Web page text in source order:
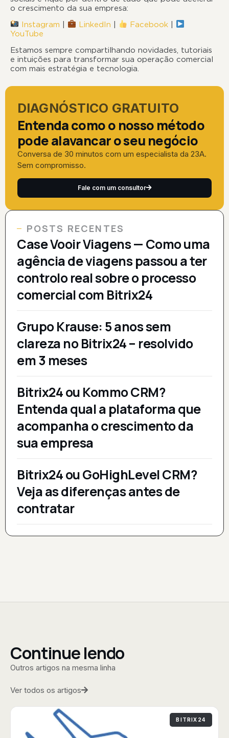
o crescimento da sua empresa:
Instagram
LinkedIn Facebook
YouTube
Estamos sempre compartilhando novidades, tutoriais
e intuições para transformar sua operação comercial
com mais estratégia e tecnologia.
DIAGNÓSTICO GRATUITO
Entenda como o nosso método
pode alavancar o seu negócio
Conversa de 30 minutos com um especialista da 23A.
Sem compromisso.
Fale com um consultor
POSTS RECENTES
Case Vooir Viagens — Como uma
agência de viagens passou a ter
controlo real sobre o processo
comercial com Bitrix24
Grupo Krause: 5 anos sem
clareza no Bitrix24 – resolvido
em 3 meses
Bitrix24 ou Kommo CRM?
Entenda qual a plataforma que
acompanha o crescimento da
sua empresa
Bitrix24 ou GoHighLevel CRM?
Veja as diferenças antes de
contratar
Continue lendo
Outros artigos na mesma linha
Ver todos os artigos
BITRIX24